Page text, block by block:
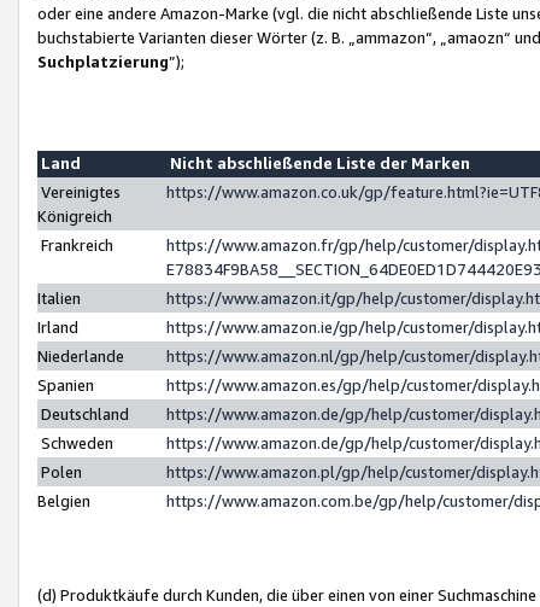
oder eine andere Amazon-Marke (vgl. die nicht abschließende Liste
buchstabierte Varianten dieser Wörter (z. B. „ammazon“, „amaozn“
Suchplatzierung”);
Land
Nicht abschließende Liste der Marken
Vereinigtes
Königreich
https://www.amazon.co.uk/gp/
Frankreich
https://www.amazon.fr/gp/help/customer/
Italien
https://www.amazon.it/gp/help/customer/
Irland
https://www.amazon.ie/gp/help/customer/
Niederlande
https://www.amazon.nl/gp/help/customer/
Spanien
https://www.amazon.es/gp/help/customer/
Deutschland
https://www.amazon.de/gp/help/customer/
Schweden
https://www.amazon.de/gp/help/customer/
Polen
https://www.amazon.pl/gp/help/customer/
Belgien
https://www.amazon.com.be/gp/help/customer/
(d) Produktkäufe durch Kunden, die über einen von einer